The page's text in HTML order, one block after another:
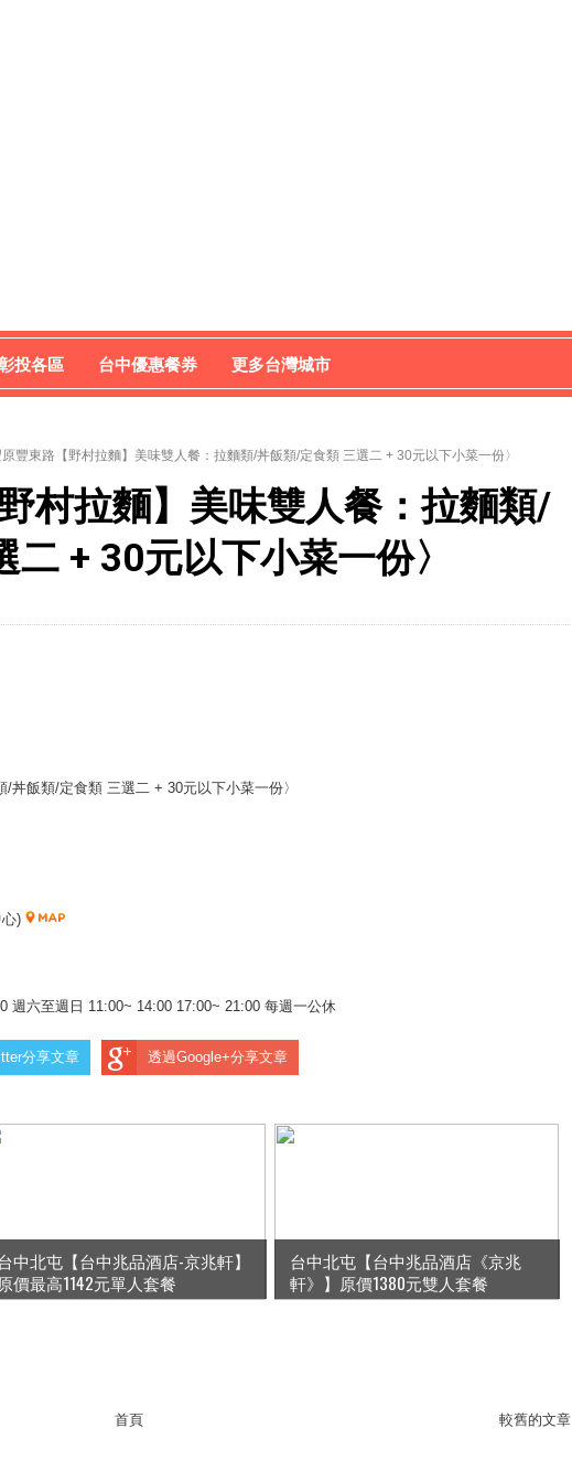
投各區 台中優惠餐券 更多台灣城市
豐東路【野村拉麵】美味雙人餐：拉麵類/丼飯類/定食類 三選二 + 30元以下小菜一份〉
村拉麵】美味雙人餐：拉麵類/
+ 30元以下小菜一份〉
飯類/定食類 三選二 + 30元以下小菜一份〉
)
週六至週日 11:00~ 14:00 17:00~ 21:00 每週一公休
分享文章 透過Google+分享文章
中北屯【台中兆品酒店-京兆軒】
原價最高1142元單人套餐
台中北屯【台中兆品酒店《京兆
軒》】原價1380元雙人套餐
較舊的文章
首頁